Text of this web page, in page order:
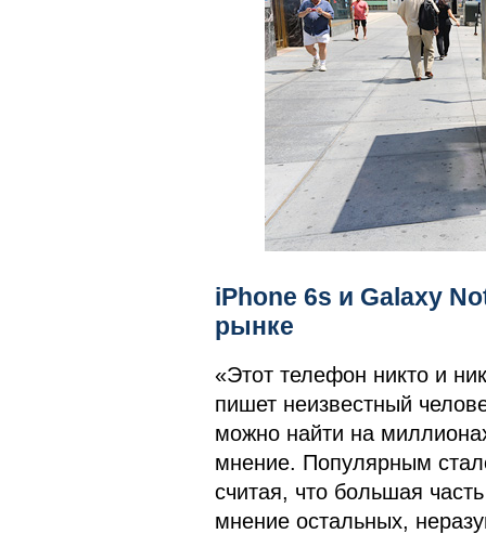
iPhone 6s и Galaxy
рынке
«Этот телефон никто и
пишет неизвестный
можно найти на
мнение. Популярным
считая, что большая
мнение остальных,